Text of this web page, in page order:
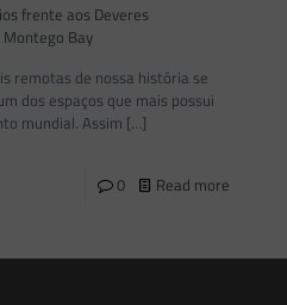
frente aos Deveres
Montego Bay
remotas de nossa história se
dos espaços que mais possui
mundial. Assim […]
0 Read more